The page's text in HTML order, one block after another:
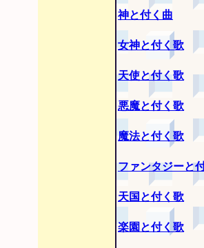
神と付く曲
女神と付く歌
天使と付く歌
悪魔と付く歌
魔法と付く歌
ファンタジーと
天国と付く歌
楽園と付く歌